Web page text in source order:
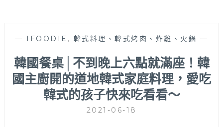
— IFOODIE , 韓式料理、韓式烤肉、炸雞、火鍋 —
韓國餐桌│不到晚上六點就滿座！韓
國主廚開的道地韓式家庭料理，愛吃
韓式的孩子快來吃看看～
2021-06-18